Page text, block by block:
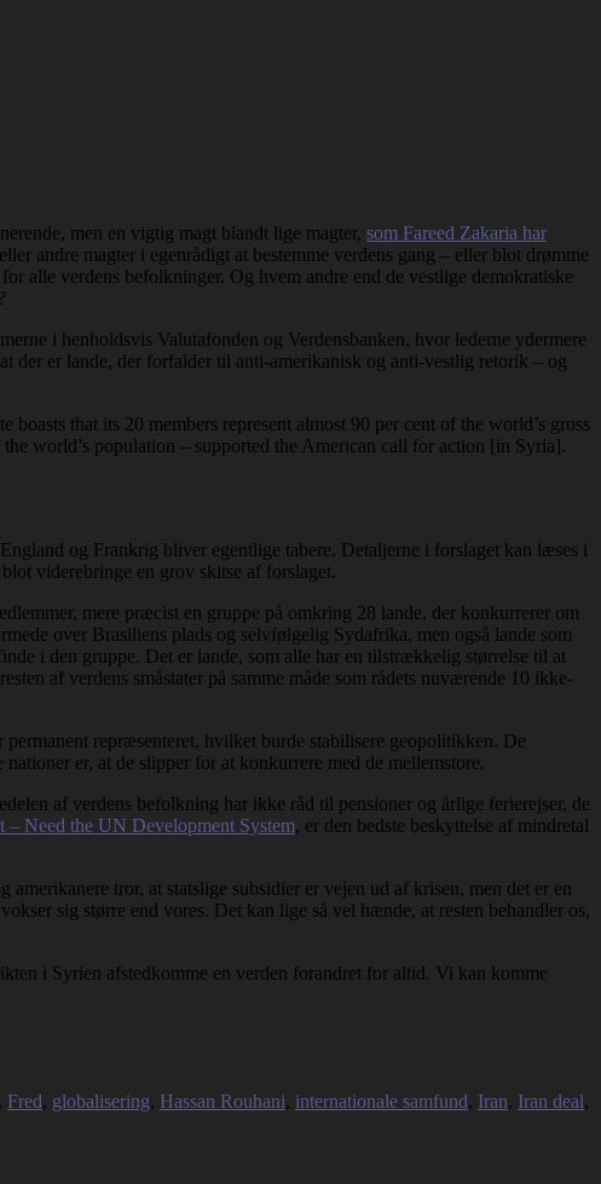
men en vigtig magt blandt lige magter, som Fareed Zakaria har
andre magter i egenrådigt at bestemme verdens gang – eller blot drømme
alle verdens befolkninger. Og hvem andre end de vestlige demokratiske
i henholdsvis Valutafonden og Verdensbanken, hvor lederne ydermere
der er lande, der forfalder til anti-amerikanisk og anti-vestlig retorik – og
boasts that its 20 members represent almost 90 per cent of the world’s gross
world’s population – supported the American call for action [in Syria].
og Frankrig bliver egentlige tabere. Detaljerne i forslaget kan læses i
viderebringe en grov skitse af forslaget.
mere præcist en gruppe på omkring 28 lande, der konkurrerer om
over Brasiliens plads og selvfølgelig Sydafrika, men også lande som
i den gruppe. Det er lande, som alle har en tilstrækkelig størrelse til at
af verdens småstater på samme måde som rådets nuværende 10 ikke-
repræsenteret, hvilket burde stabilisere geopolitikken. De
er, at de slipper for at konkurrere med de mellemstore.
af verdens befolkning har ikke råd til pensioner og årlige ferierejser, de
– Need the UN Development System, er den bedste beskyttelse af mindretal
tror, at statslige subsidier er vejen ud af krisen, men det er en
sig større end vores. Det kan lige så vel hænde, at resten behandler os,
i Syrien afstedkomme en verden forandret for altid. Vi kan komme
, Fred, globalisering, Hassan Rouhani, internationale samfund, Iran, Iran deal,